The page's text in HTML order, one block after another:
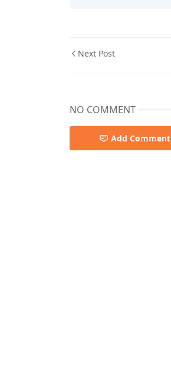
Next Post
NO COMMENT
Add Comment